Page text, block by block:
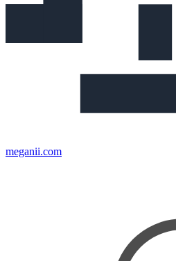
meganii.com